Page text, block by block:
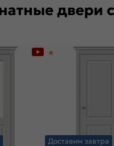
двери
Доставим завтра